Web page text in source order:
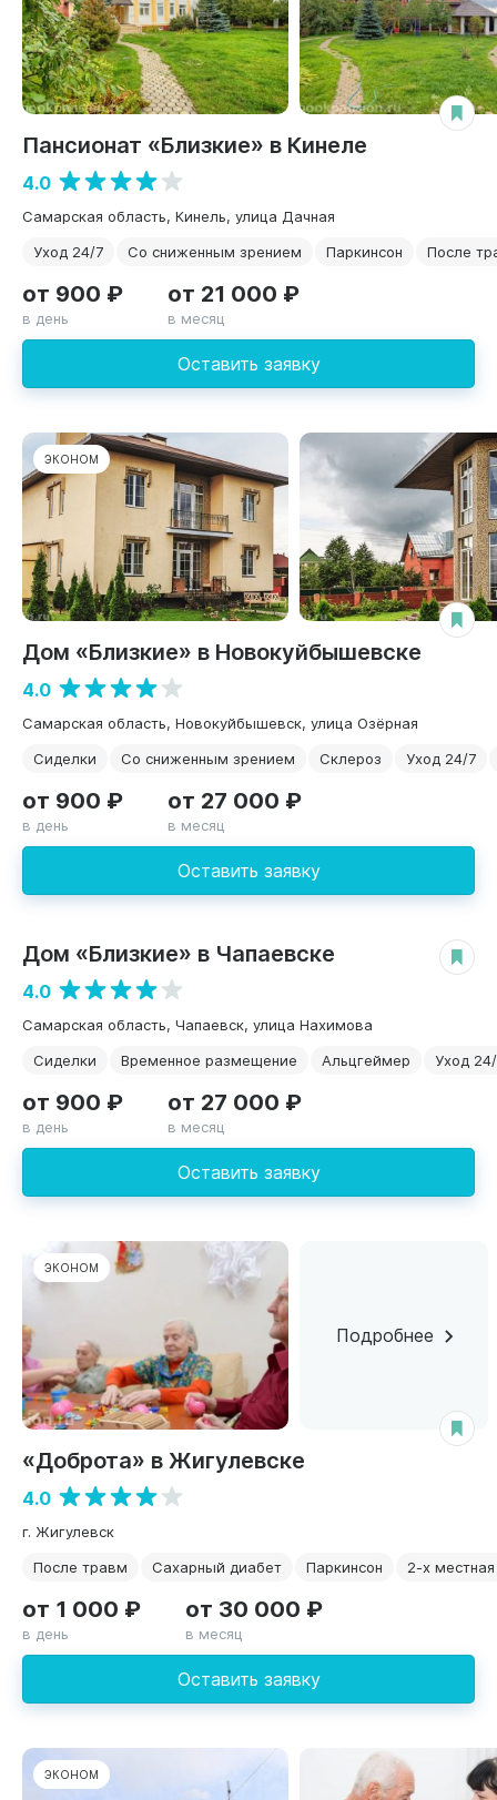
Пансионат «Близкие» в Кинеле
4.0
Самарская область, Кинель, улица Дачная
Уход 24/7
Со сниженным зрением Паркинсон После
Оставить заявку
от 900 ₽
в день
от 21 000 ₽
в месяц
ЭКОНОМ
Дом «Близкие» в Новокуйбышевске
4.0
Самарская область, Новокуйбышевск, улица Озёрная
Сиделки
Со сниженным зрением Склероз Уход 24/7
Оставить заявку
от 900 ₽
в день
от 27 000 ₽
в месяц
ЭКОНОМ
Дом «Близкие» в Чапаевске
4.0
Самарская область, Чапаевск, улица Нахимова
Сиделки
Временное размещение Альцгеймер Уход
Оставить заявку
от 900 ₽
в день
от 27 000 ₽
в месяц
ЭКОНОМ
Подробнее
«Доброта» в Жигулевске
4.0
г. Жигулевск
После травм
Сахарный диабет Паркинсон 2-х
Оставить заявку
от 1 000 ₽
в день
от 30 000 ₽
в месяц
ЭКОНОМ